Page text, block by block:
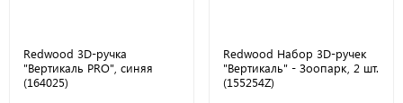
Redwood 3D-ручка
"Вертикаль PRO", синяя
(164025)
Redwood Набор 3D-ручек
"Вертикаль" - Зоопарк, 2 шт.
(155254Z)